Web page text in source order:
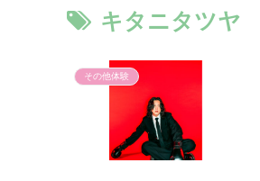
キタニタツヤ
その他体験